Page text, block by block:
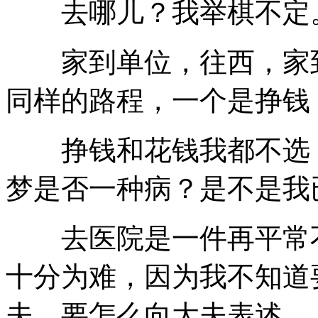
去哪儿？我举棋不定
家到单位，往西，家
同样的路程，一个是挣
挣钱和花钱我都不选
梦是否一种病？是不是
去医院是一件再平常
十分为难，因为我不知